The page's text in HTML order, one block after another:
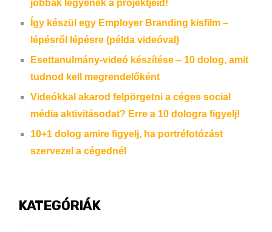
jobbak legyenek a projektjeid!
Így készül egy Employer Branding kisfilm –
lépésről lépésre (példa videóval)
Esettanulmány-videó készítése – 10 dolog, amit
tudnod kell megrendelőként
Videókkal akarod felpörgetni a céges social
média aktivitásodat? Erre a 10 dologra figyelj!
10+1 dolog amire figyelj, ha portréfotózást
szervezel a cégednél
KATEGÓRIÁK